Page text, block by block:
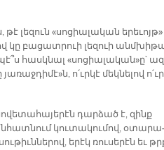
լե­զուն «սո­ցիա­լա­կան ե­րե­ւոյթ»
կը բա­ցատ­րուի լե­զուի
հասկ­նալ «սո­ցիա­լա­կան»ը՝
ո՛ւր­կէ մեկ­նե­լով ո՛ւր
դար­ձած է, զինք
կու­տա­կու­մով, օ­տա­րա­
ե­րէկ ռու­սե­րէն եւ